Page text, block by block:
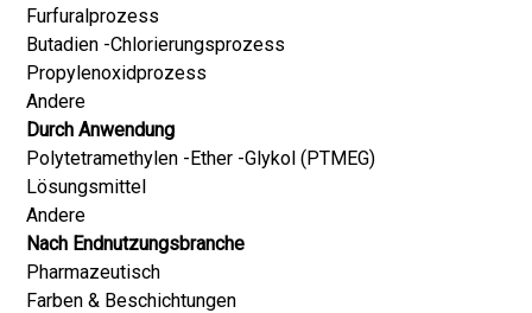
Furfuralprozess
Butadien -Chlorierungsprozess
Propylenoxidprozess
Andere
Durch Anwendung
Polytetramethylen -Ether -Glykol (PTMEG)
Lösungsmittel
Andere
Nach Endnutzungsbranche
Pharmazeutisch
Farben & Beschichtungen